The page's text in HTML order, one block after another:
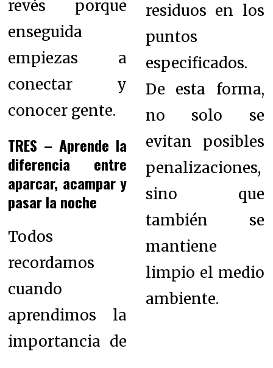
revés porque
enseguida
empiezas a
conectar y
conocer gente.
TRES – Aprende la
diferencia entre
aparcar, acampar y
pasar la noche
Todos
recordamos
cuando
aprendimos la
importancia de
residuos en los
puntos
especificados.
De esta forma,
no solo se
evitan posibles
penalizaciones,
sino que
también se
mantiene
limpio el medio
ambiente.